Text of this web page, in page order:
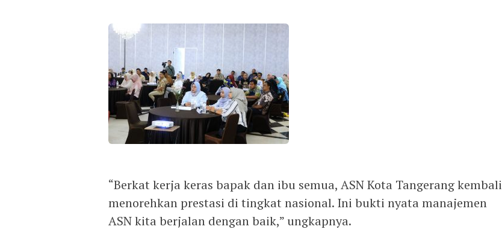
“Berkat kerja keras bapak dan ibu semua, ASN Kota Tangerang kembali
menorehkan prestasi di tingkat nasional. Ini bukti nyata manajemen
ASN kita berjalan dengan baik,” ungkapnya.